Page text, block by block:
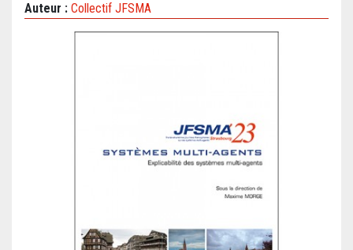
Auteur : Collectif JFSMA